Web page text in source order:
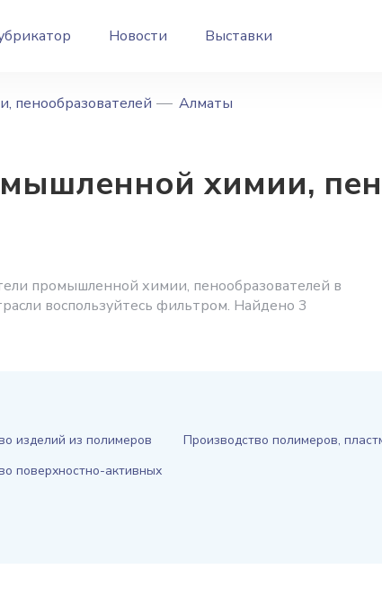
Новости Выставки
пенообразователей Алматы
химии,
промышленной химии, пенообразователей в
воспользуйтесь фильтром. Найдено 3
изделий из полимеров
поверхностно-активных
Производство полимеров,